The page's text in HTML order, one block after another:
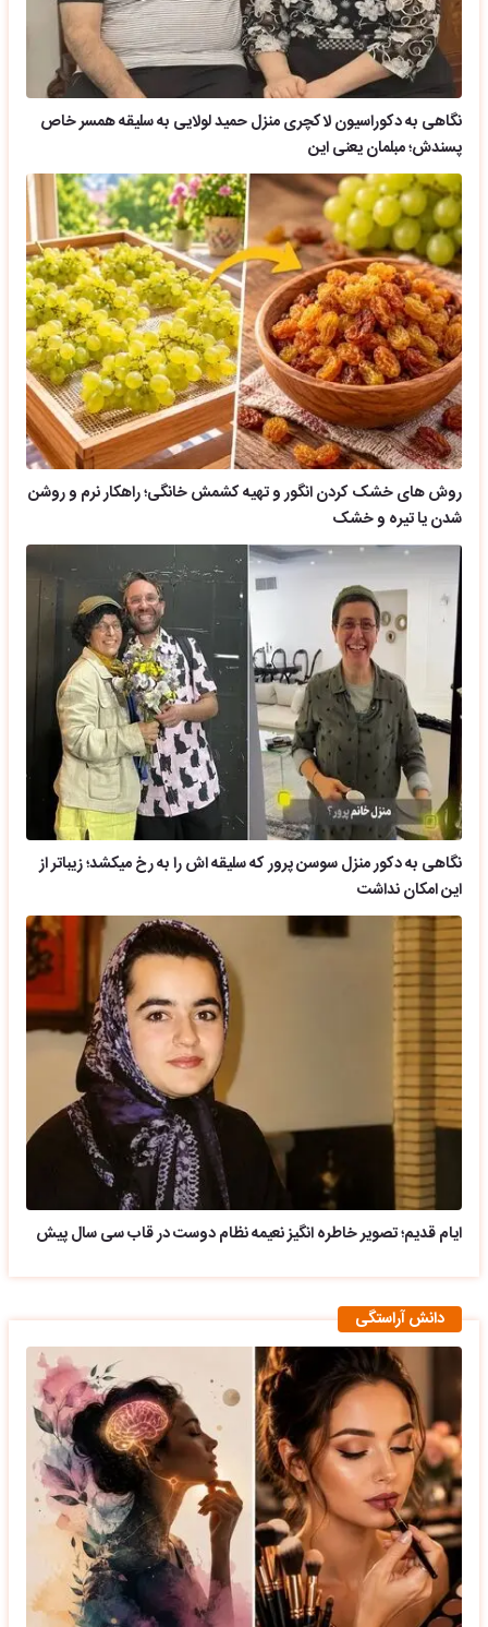
نگاهی به دکوراسیون لاکچری منزل حمید لولایی به سلیقه همسر خاص
پسندش؛ مبلمان یعنی این
روش های خشک کردن انگور و تهیه کشمش خانگی؛ راهکار نرم و روشن
شدن یا تیره و خشک
نگاهی به دکور منزل سوسن پرور که سلیقه اش را به رخ میکشد؛ زیباتر از
این امکان نداشت
ایام قدیم؛ تصویر خاطره انگیز نعیمه نظام دوست در قاب سی سال پیش
دانش آراستگی